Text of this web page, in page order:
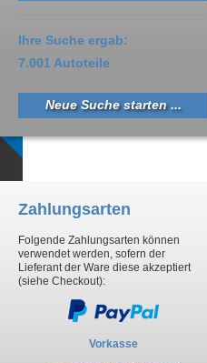
Ihre Suche ergab:
7.001 Autoteile
Neue Suche starten ...
Zahlungsarten
Folgende Zahlungsarten können
verwendet werden, sofern der
Lieferant der Ware diese akzeptiert
(siehe Checkout):
Vorkasse